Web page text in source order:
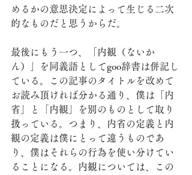
めるかの意思決定によって生じる二次
的なものだと思うからだ。
最後にもう一つ、「内観（ないか
ん）」を同義語としてgoo辞書は併記し
ている。この記事のタイトルを改めて
お読み頂ければ分かる通り、僕は「内
省」と「内観」を別のものとして取り
扱っている。つまり、内省の定義と内
観の定義は僕にとって違うものであ
り、僕はそれらの行為を使い分けてい
ることになる。内観については、この